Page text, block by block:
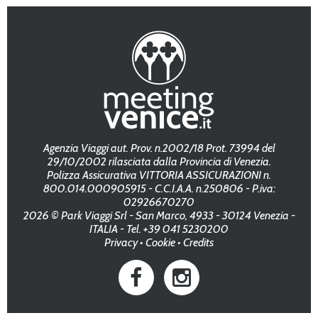
Agenzia Viaggi aut. Prov. n.2002/18 Prot. 73994 del
29/10/2002 rilasciata dalla Provincia di Venezia.
Polizza Assicurativa VITTORIA ASSICURAZIONI n.
800.014.000905915 - C.C.I.A.A. n.250806 - P.iva:
02926670270
2026 © Park Viaggi Srl - San Marco, 4933 - 30124 Venezia -
ITALIA - Tel. +39 041 5230200
Privacy• Cookie• Credits